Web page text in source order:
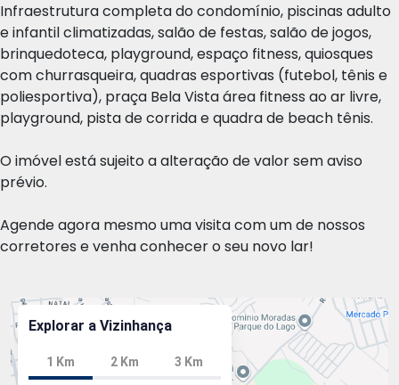
Infraestrutura completa do condomínio, piscinas adulto
e infantil climatizadas, salão de festas, salão de jogos,
brinquedoteca, playground, espaço fitness, quiosques
com churrasqueira, quadras esportivas (futebol, tênis e
poliesportiva), praça Bela Vista área fitness ao ar livre,
playground, pista de corrida e quadra de beach tênis.
O imóvel está sujeito a alteração de valor sem aviso
prévio.
Agende agora mesmo uma visita com um de nossos
corretores e venha conhecer o seu novo lar!